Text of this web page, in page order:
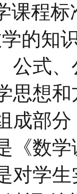
课程
的知
公式
思想
成部
《数
对学